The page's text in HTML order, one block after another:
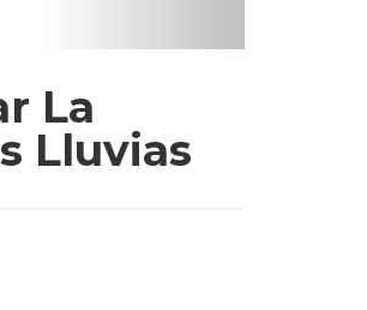
La
Lluvias